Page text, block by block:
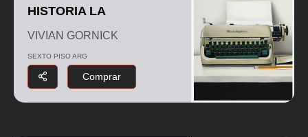
HISTORIA LA
VIVIAN GORNICK
SEXTO PISO ARG
Comprar